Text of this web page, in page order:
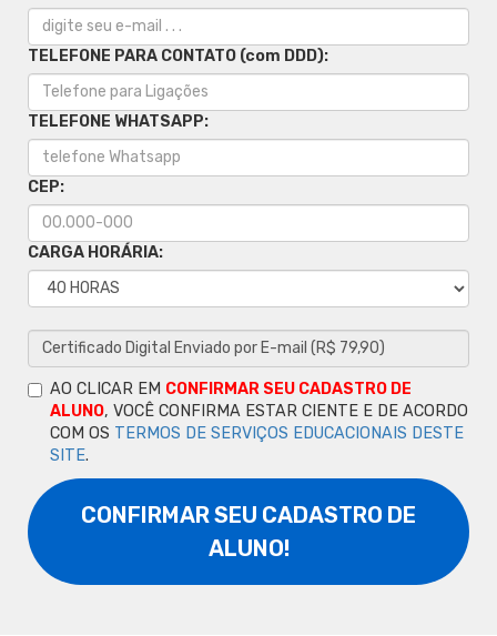
TELEFONE PARA CONTATO (com DDD):
TELEFONE WHATSAPP:
CEP:
CARGA HORÁRIA:
AO CLICAR EM CONFIRMAR SEU CADASTRO DE
ALUNO, VOCÊ CONFIRMA ESTAR CIENTE E DE ACORDO
COM OS TERMOS DE SERVIÇOS EDUCACIONAIS DESTE
SITE.
CONFIRMAR SEU CADASTRO DE
ALUNO!